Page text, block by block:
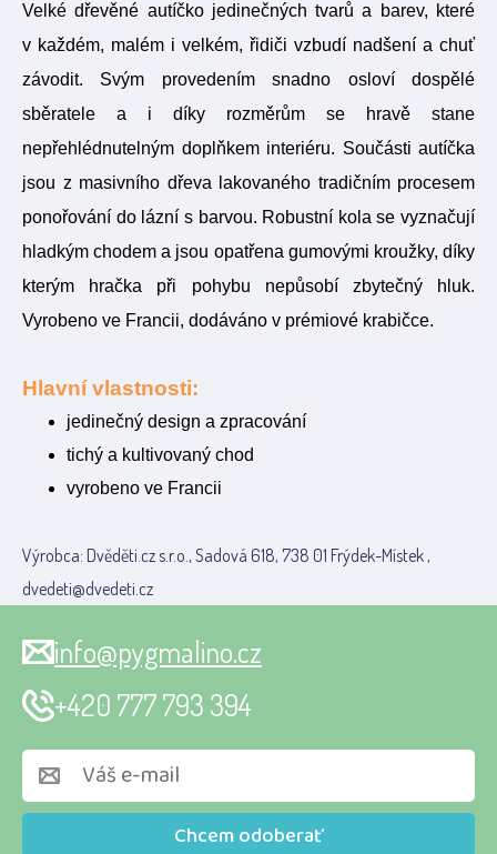
Velké dřevěné autíčko jedinečných tvarů a barev, které
v každém, malém i velkém, řidiči vzbudí nadšení a chuť
závodit. Svým provedením snadno osloví dospělé
sběratele a i díky rozměrům se hravě stane
nepřehlédnutelným doplňkem interiéru. Součásti autíčka
jsou z masivního dřeva lakovaného tradičním procesem
ponořování do lázní s barvou. Robustní kola se vyznačují
hladkým chodem a jsou opatřena gumovými kroužky, díky
kterým hračka při pohybu nepůsobí zbytečný hluk.
Vyrobeno ve Francii, dodáváno v prémiové krabičce.
Hlavní vlastnosti:
jedinečný design a zpracování
tichý a kultivovaný chod
vyrobeno ve Francii
Výrobca: Dvěděti.cz s.r.o., Sadová 618, 738 01 Frýdek-Místek ,
dvedeti@dvedeti.cz
Chcem odoberať
info@pygmalino.cz
+420 777 793 394